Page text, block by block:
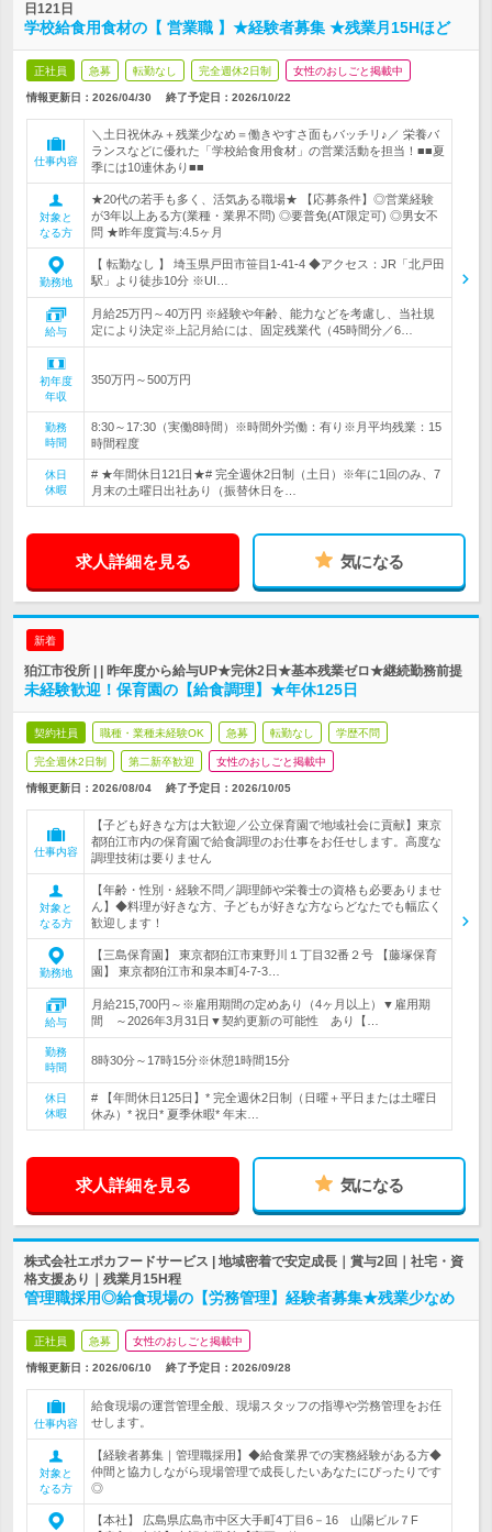
日121日
学校給食用食材の【 営業職 】★経験者募集 ★残業月15Hほど
正社員 急募 転勤なし 完全週休2日制 女性のおしごと掲載中
情報更新日：2026/04/30 終了予定日： 2026/10/22
仕事内容
＼土日祝休み＋残業少なめ＝働きやすさ面もバッチリ♪／ 栄養バ
ランスなどに優れた「学校給食用食材」の営業活動を担当！■■夏
季には10連休あり■■
対象と
なる方
★20代の若手も多く、活気ある職場★ 【応募条件】◎営業経験
が3年以上ある方(業種・業界不問) ◎要普免(AT限定可) ◎男女不
問 ★昨年度賞与:4.5ヶ月
勤務地
【 転勤なし 】 埼玉県戸田市笹目1-41-4 ◆アクセス：JR「北戸田
駅」より徒歩10分 ※UI…
給与
月給25万円～40万円 ※経験や年齢、能力などを考慮し、当社規
定により決定※上記月給には、固定残業代（45時間分／6…
初年度
年収
350万円～500万円
勤務
時間
8:30～17:30（実働8時間）※時間外労働：有り※月平均残業：15
時間程度
休日
休暇
# ★年間休日121日★# 完全週休2日制（土日）※年に1回のみ、7
月末の土曜日出社あり（振替休日を…
求人詳細を見る 気になる
新着
狛江市役所 | | 昨年度から給与UP★完休2日★基本残業ゼロ★継続勤務前提
未経験歓迎！保育園の【給食調理】★年休125日
契約社員 職種・業種未経験OK 急募 転勤なし 学歴不問
完全週休2日制 第二新卒歓迎 女性のおしごと掲載中
情報更新日：2026/08/04 終了予定日： 2026/10/05
仕事内容
【子ども好きな方は大歓迎／公立保育園で地域社会に貢献】東京
都狛江市内の保育園で給食調理のお仕事をお任せします。高度な
調理技術は要りません
対象と
なる方
【年齢・性別・経験不問／調理師や栄養士の資格も必要ありませ
ん】◆料理が好きな方、子どもが好きな方ならどなたでも幅広く
歓迎します！
勤務地
【三島保育園】 東京都狛江市東野川１丁目32番２号 【藤塚保育
園】 東京都狛江市和泉本町4-7-3…
給与
月給215,700円～※雇用期間の定めあり（4ヶ月以上）▼雇用期
間 ～2026年3月31日▼契約更新の可能性 あり【…
勤務
時間
8時30分～17時15分※休憩1時間15分
休日
休暇
# 【年間休日125日】* 完全週休2日制（日曜＋平日または土曜日
休み）* 祝日* 夏季休暇* 年末…
求人詳細を見る 気になる
株式会社エポカフードサービス | 地域密着で安定成長｜賞与2回｜社宅・資
格支援あり｜残業月15H程
管理職採用◎給食現場の【労務管理】経験者募集★残業少なめ
正社員 急募 女性のおしごと掲載中
情報更新日：2026/06/10 終了予定日： 2026/09/28
仕事内容
給食現場の運営管理全般、現場スタッフの指導や労務管理をお任
せします。
対象と
なる方
【経験者募集｜管理職採用】◆給食業界での実務経験がある方◆
仲間と協力しながら現場管理で成長したいあなたにぴったりです
◎
【本社】 広島県広島市中区大手町4丁目6－16 山陽ビル７F